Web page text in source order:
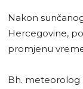
Nakon
Hercegovine,
promjenu
Bh. meteorolog